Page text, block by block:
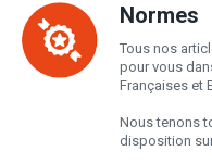
Normes
Tous nos
pour vous
Françaises et
Nous tenons
disposition